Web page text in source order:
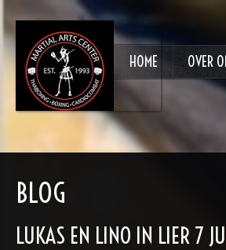
HOME OVER
BLOG
LUKAS EN LINO IN LIER 7